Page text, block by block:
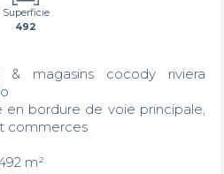
Superficie
492
magasins cocody riviera
bordure de voie principale,
commerces
m²